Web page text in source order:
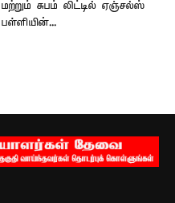
மற்றும் சுபம் லிட்டில் ஏஞ்சல்ஸ்
பள்ளியின்...